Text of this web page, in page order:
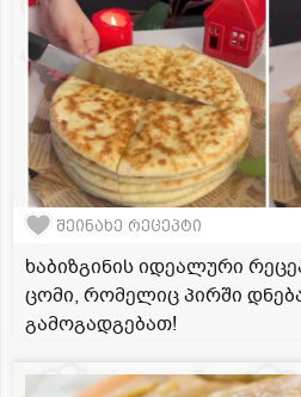
შეინახე რეცეპტი
ხაბიზგინის იდეალური
ცომი, რომელიც პირში
გამოგადგებათ!